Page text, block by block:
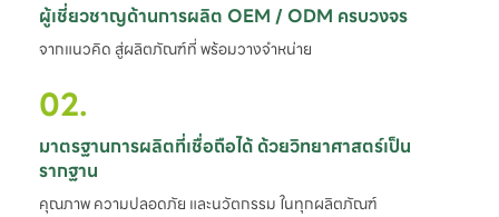
ผู้เชี่ยวชาญด้านการผลิต OEM / ODM ครบวงจร
จากแนวคิด สู่ผลิตภัณฑ์ที่ พร้อมวางจำหน่าย
02.
มาตรฐานการผลิตที่เชื่อถือได้ ด้วยวิทยาศาสตร์เป็น
รากฐาน
คุณภาพ ความปลอดภัย และนวัตกรรม ในทุกผลิตภัณฑ์